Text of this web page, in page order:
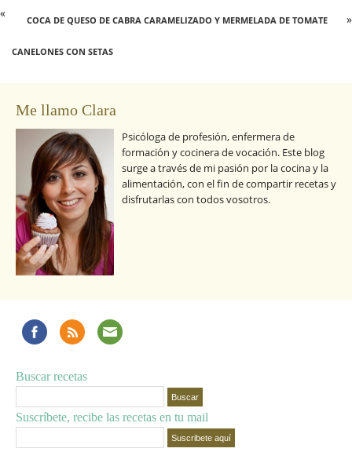
COCA DE QUESO DE CABRA CARAMELIZADO Y MERMELADA DE TOMATE »
«
CANELONES CON SETAS
Me llamo Clara
Psicóloga de profesión, enfermera de
formación y cocinera de vocación. Este blog
surge a través de mi pasión por la cocina y la
alimentación, con el fin de compartir recetas y
disfrutarlas con todos vosotros.
Buscar recetas
Suscríbete, recibe las recetas en tu mail